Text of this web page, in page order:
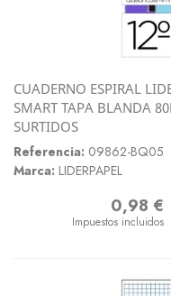
CUADERNO ESPIRAL
SMART TAPA BLANDA
SURTIDOS
Referencia: 09862-BQ05
Marca: LIDERPAPEL
0,98 €
Impuestos incluidos